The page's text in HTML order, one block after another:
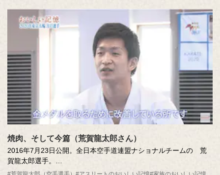
焼肉、そして今篇（荒賀龍太郎さん）
2016年7月23日公開。全日本空手道連盟ナショナルチームの 荒
賀龍太郎選手。
小柄だった彼を184cmの大きな身体にしてくれたのは、毎日食卓